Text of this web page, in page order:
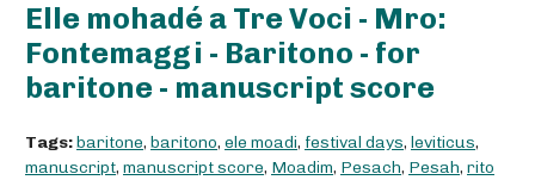
Elle mohadé a Tre Voci - Mro:
Fontemaggi - Baritono - for
baritone - manuscript score
Tags:baritone, baritono, ele moadi, festival days, leviticus,
manuscript, manuscript score, Moadim, Pesach, Pesah, rito